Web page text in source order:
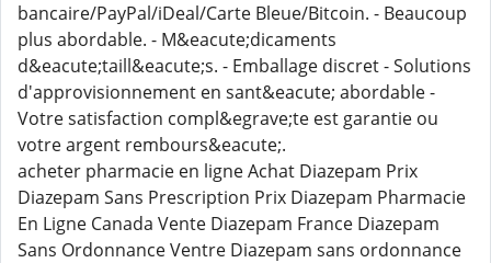
bancaire/PayPal/iDeal/Carte Bleue/Bitcoin. - Beaucoup
plus abordable. - M&eacute;dicaments
d&eacute;taill&eacute;s. - Emballage discret - Solutions
d'approvisionnement en sant&eacute; abordable -
Votre satisfaction compl&egrave;te est garantie ou
votre argent rembours&eacute;.
acheter pharmacie en ligne Achat Diazepam Prix
Diazepam Sans Prescription Prix Diazepam Pharmacie
En Ligne Canada Vente Diazepam France Diazepam
Sans Ordonnance Ventre Diazepam sans ordonnance